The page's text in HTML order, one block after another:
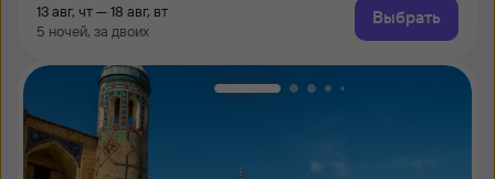
13 авг, чт — 18 авг, вт
5 ночей, за двоих
Выбрать